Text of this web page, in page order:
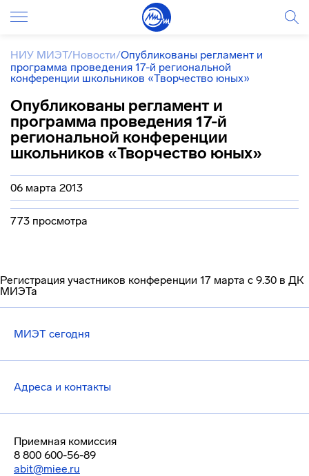
НИУ МИЭТ/Новости/Опубликованы регламент и
программа проведения 17-й региональной
конференции школьников «Творчество юных»
Опубликованы регламент и
программа проведения 17-й
региональной конференции
школьников «Творчество юных»
06 марта 2013
773 просмотра
Регистрация участников конференции 17 марта с 9.30 в ДК
МИЭТа
МИЭТ сегодня
Адреса и контакты
Приемная комиссия
8 800 600-56-89
abit@miee.ru